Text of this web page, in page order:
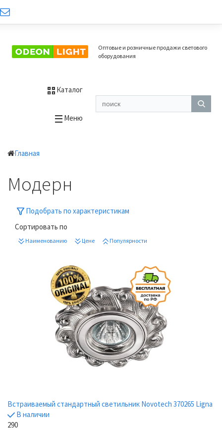
Оптовые и розничные продажи светового
оборудования
Каталог
Меню
Главная
Модерн
Подобрать по характеристикам
Сортировать по
Наименованию Цене Популярности
Встраиваемый стандартный светильник Novotech 370265 Ligna
В наличии
290